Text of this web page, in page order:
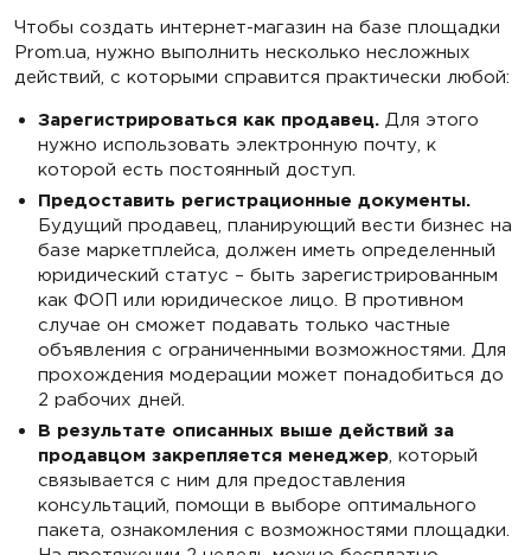
Чтобы создать интернет-магазин на базе площадки
Prom.ua, нужно выполнить несколько несложных
действий, с которыми справится практически любой:
Зарегистрироваться как продавец. Для этого
нужно использовать электронную почту, к
которой есть постоянный доступ.
Предоставить регистрационные документы.
Будущий продавец, планирующий вести бизнес на
базе маркетплейса, должен иметь определенный
юридический статус – быть зарегистрированным
как ФОП или юридическое лицо. В противном
случае он сможет подавать только частные
объявления с ограниченными возможностями. Для
прохождения модерации может понадобиться до
2 рабочих дней.
В результате описанных выше действий за
продавцом закрепляется менеджер , который
связывается с ним для предоставления
консультаций, помощи в выборе оптимального
пакета, ознакомления с возможностями площадки.